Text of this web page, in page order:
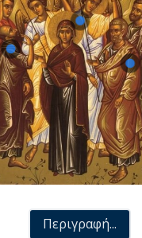
Περιγραφή...